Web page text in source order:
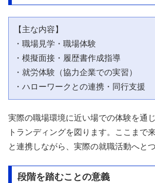
【主な内容】
・職場見学・職場体験
・模擬面接・履歴書作成指導
・就労体験（協力企業での実習）
実際の職場環境に近い場での体験を通
トランディングを図ります。ここまで
と連携しながら、実際の就職活動へと
段階を踏むことの意義